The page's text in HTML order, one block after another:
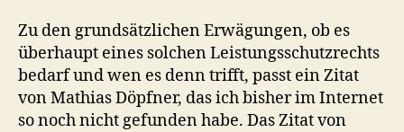
Zu den grundsätzlichen Erwägungen, ob es
überhaupt eines solchen Leistungsschutzrechts
bedarf und wen es denn trifft, passt ein Zitat
von Mathias Döpfner, das ich bisher im Internet
so noch nicht gefunden habe. Das Zitat von